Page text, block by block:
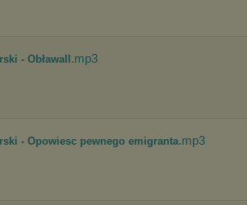
- ObławaII .mp3
- Opowiesc pewnego emigranta.mp3